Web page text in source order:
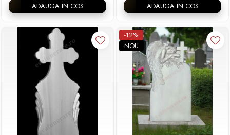
ADAUGA IN COS ADAUGA IN COS
-12%
NOU